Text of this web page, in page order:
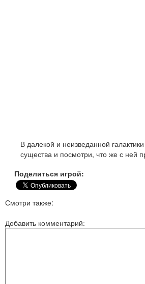
В далекой и неизведанной
существа и посмотри, что же с ней
Поделиться игрой:
Смотри также:
Добавить комментарий: